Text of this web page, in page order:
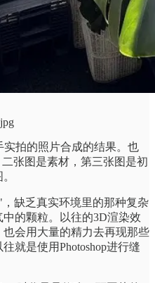
拍的照片合成的结果。也
张图是素材，第三张图是初
缺乏真实环境里的那种复杂
的颗粒。以往的3D渲染效
会用大量的精力去再现那些
就是使用Photoshop进行缝